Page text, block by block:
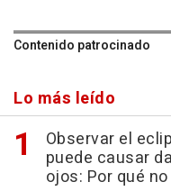
Contenido patrocinado
Lo más leído
Observar el
puede causar
ojos: Por qué